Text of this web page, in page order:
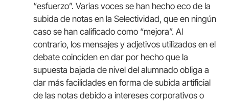
“esfuerzo”. Varias voces se han hecho eco de la
subida de notas en la Selectividad, que en ningún
caso se han calificado como “mejora”. Al
contrario, los mensajes y adjetivos utilizados en el
debate coinciden en dar por hecho que la
supuesta bajada de nivel del alumnado obliga a
dar más facilidades en forma de subida artificial
de las notas debido a intereses corporativos o